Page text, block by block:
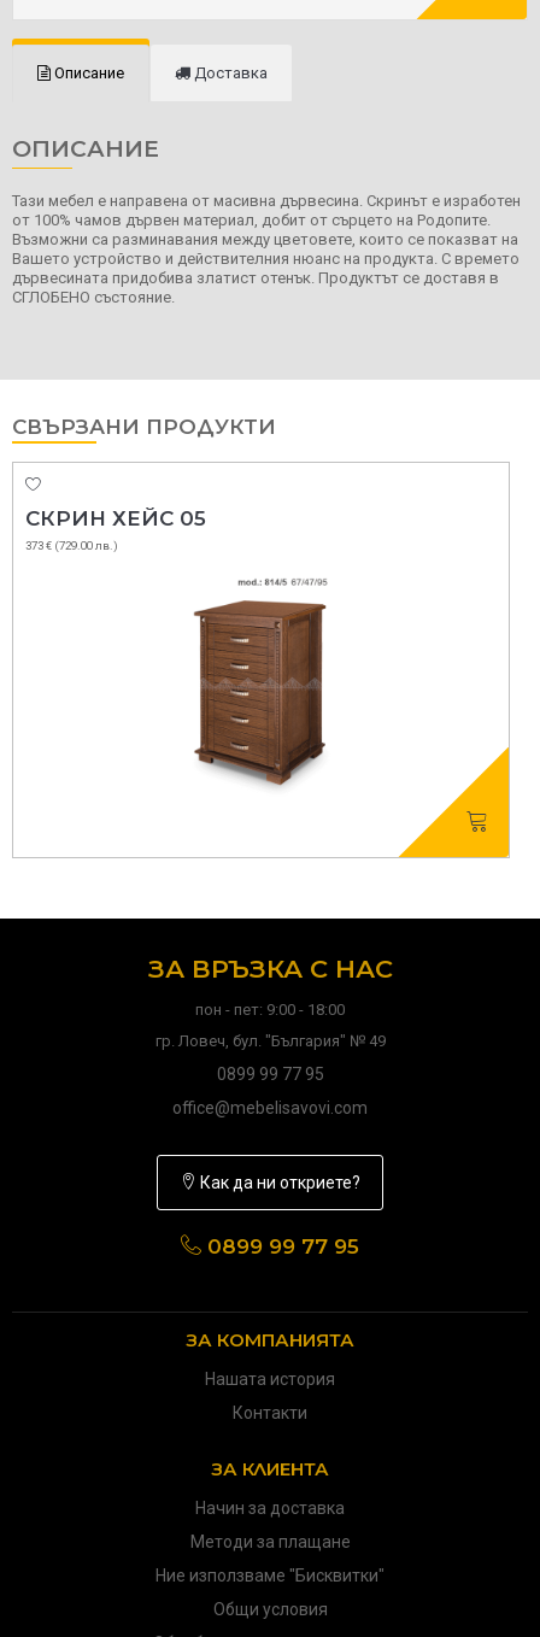
Описание Доставка
ОПИСАНИЕ
Тази мебел е направена от масивна дървесина. Скринът е изработен
от 100% чамов дървен материал, добит от сърцето на Родопите.
Възможни са разминавания между цветовете, които се показват на
Вашето устройство и действителния нюанс на продукта. С времето
дървесината придобива златист отенък. Продуктът се доставя в
СГЛОБЕНО състояние.
СВЪРЗАНИ ПРОДУКТИ
ЗА ВРЪЗКА С НАС
пон - пет: 9:00 - 18:00
гр. Ловеч, бул. "България" № 49
0899 99 77 95
office@mebelisavovi.com
Как да ни откриете?
0899 99 77 95
ЗА КОМПАНИЯТА
Нашата история
Контакти
ЗА КЛИЕНТА
Начин за доставка
Методи за плащане
Ние използваме "Бисквитки"
Общи условия